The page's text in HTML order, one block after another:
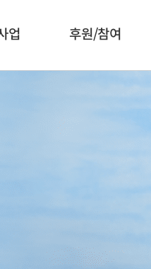
업 후원/참여